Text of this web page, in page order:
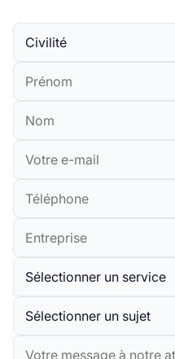
Civilité
Prénom
Nom
E-mail (professionnel)
Téléphone
Entreprise
Service
Sujet
Message